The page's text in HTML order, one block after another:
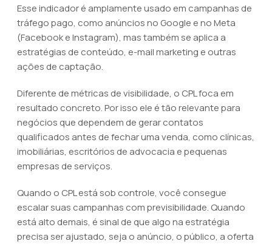
Esse indicador é amplamente usado em campanhas de
tráfego pago, como anúncios no Google e no Meta
(Facebook e Instagram), mas também se aplica a
estratégias de conteúdo, e-mail marketing e outras
ações de captação.
Diferente de métricas de visibilidade, o CPL foca em
resultado concreto. Por isso ele é tão relevante para
negócios que dependem de gerar contatos
qualificados antes de fechar uma venda, como clínicas,
imobiliárias, escritórios de advocacia e pequenas
empresas de serviços.
Quando o CPL está sob controle, você consegue
escalar suas campanhas com previsibilidade. Quando
está alto demais, é sinal de que algo na estratégia
precisa ser ajustado, seja o anúncio, o público, a oferta